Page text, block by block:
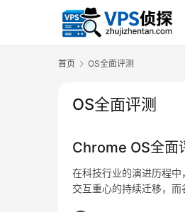
首页 OS全面评测
OS全面评测
Chrome OS全面
在科技行业的演进历程
交互重心的持续迁移，